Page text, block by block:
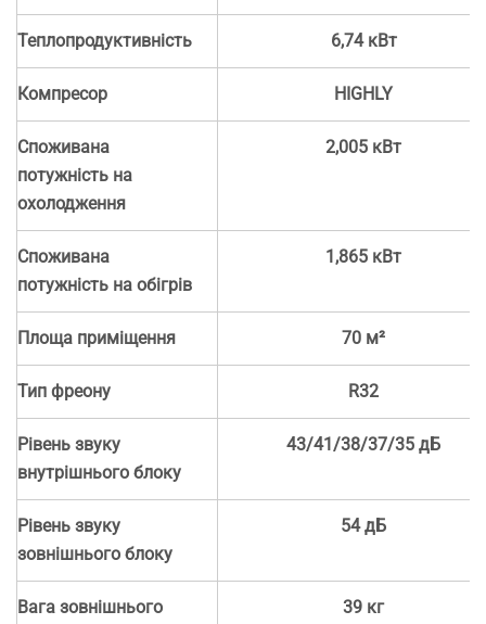
Теплопродуктивність 6,74 кВт
Компресор HIGHLY
Споживана
потужність на
охолодження
2,005 кВт
Споживана
потужність на обігрів
1,865 кВт
Площа приміщення 70 м²
Тип фреону R32
Рівень звуку
внутрішнього блоку
43/41/38/37/35 дБ
Рівень звуку
зовнішнього блоку
54 дБ
Вага зовнішнього 39 кг